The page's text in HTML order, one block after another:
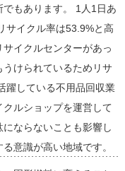
もあります。 1人1日あ
サイクル率は53.9%と高
イクルセンターがあっ
けられているためリサ
躍している不用品回収業
ルショップを運営して
ならないことも影響し
意識が高い地域です。